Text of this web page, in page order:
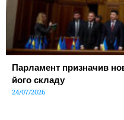
Парламент призначив
його складу
24/07/2026